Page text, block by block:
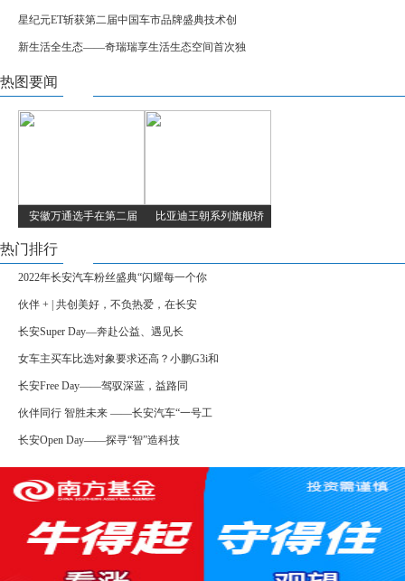
星纪元ET斩获第二届中国车市品牌盛典技术创
新生活全生态——奇瑞瑞享生活生态空间首次独
热图要闻
安徽万通选手在第二届 比亚迪王朝系列旗舰轿
热门排行
2022年长安汽车粉丝盛典“闪耀每一个你
伙伴 + | 共创美好，不负热爱，在长安
长安Super Day—奔赴公益、遇见长
女车主买车比选对象要求还高？小鹏G3i和
长安Free Day——驾驭深蓝，益路同
伙伴同行 智胜未来 ——长安汽车“一号工
长安Open Day——探寻“智”造科技